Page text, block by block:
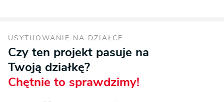
USYTUOWANIE NA DZIAŁCE
Czy ten projekt pasuje na
Twoją działkę?
Chętnie to sprawdzimy!